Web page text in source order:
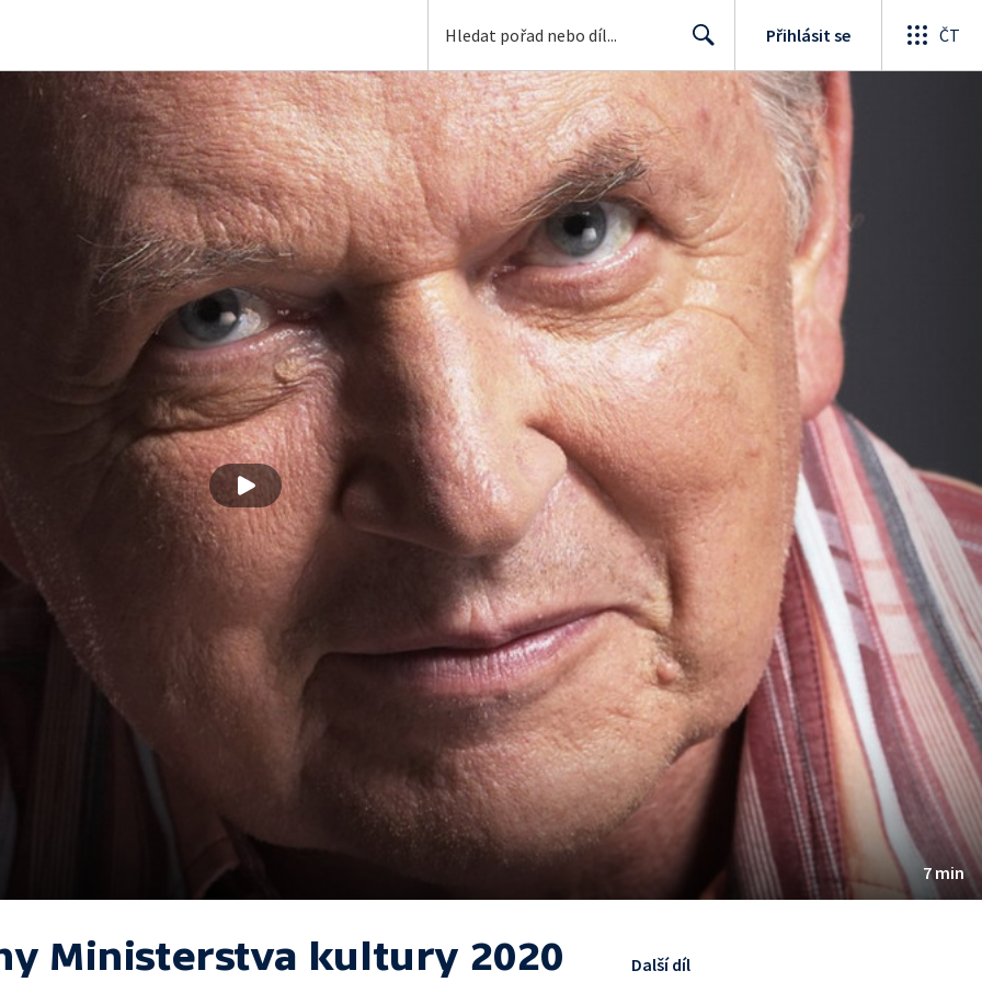
Search
Přihlásit se ČT
7 min
Ministerstva kultury 2020 Další díl